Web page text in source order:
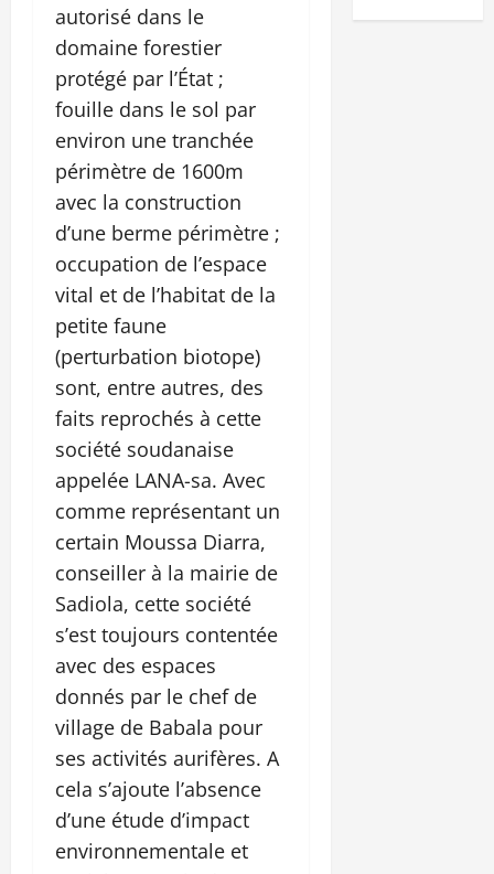
autorisé dans le
domaine forestier
protégé par l’État ;
fouille dans le sol par
environ une tranchée
périmètre de 1600m
avec la construction
d’une berme périmètre ;
occupation de l’espace
vital et de l’habitat de la
petite faune
(perturbation biotope)
sont, entre autres, des
faits reprochés à cette
société soudanaise
appelée LANA-sa. Avec
comme représentant un
certain Moussa Diarra,
conseiller à la mairie de
Sadiola, cette société
s’est toujours contentée
avec des espaces
donnés par le chef de
village de Babala pour
ses activités aurifères. A
cela s’ajoute l’absence
d’une étude d’impact
environnementale et